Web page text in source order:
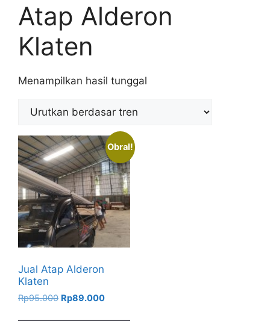
Atap Alderon
Klaten
Menampilkan hasil tunggal
Obral!
Jual Atap Alderon
Klaten
Rp95.000 Harga
Rp89.000Harga